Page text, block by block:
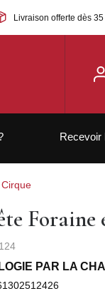
Livraison offerte dès
Recevoir
PAR LA